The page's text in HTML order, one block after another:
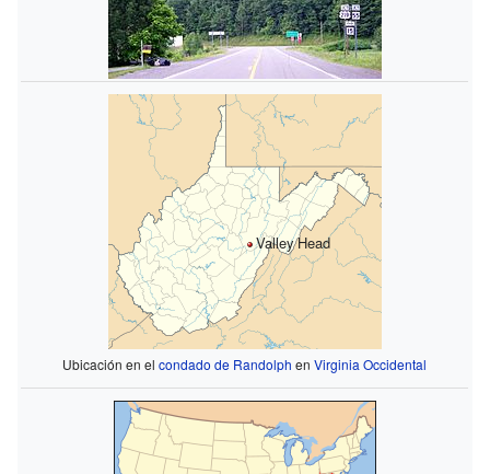
Valley Head
Ubicación en elcondado de Randolph enVirginia Occidental